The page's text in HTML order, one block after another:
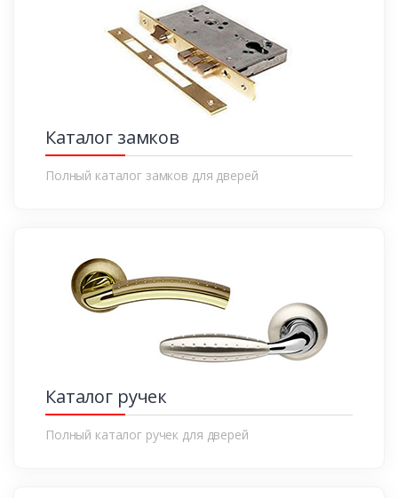
Каталог замков
Полный каталог замков для дверей
Каталог ручек
Полный каталог ручек для дверей